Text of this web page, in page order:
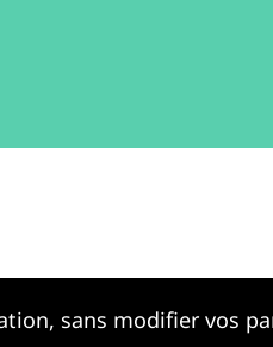
sans modifier vos